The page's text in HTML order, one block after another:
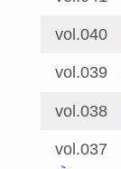
vol.040
vol.039
vol.038
vol.037